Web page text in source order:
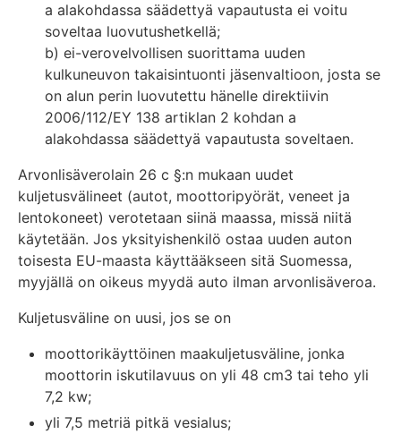
a alakohdassa säädettyä vapautusta ei voitu
soveltaa luovutushetkellä;
b) ei-verovelvollisen suorittama uuden
kulkuneuvon takaisintuonti jäsenvaltioon, josta se
on alun perin luovutettu hänelle direktiivin
2006/112/EY 138 artiklan 2 kohdan a
alakohdassa säädettyä vapautusta soveltaen.
Arvonlisäverolain 26 c §:n mukaan uudet
kuljetusvälineet (autot, moottoripyörät, veneet ja
lentokoneet) verotetaan siinä maassa, missä niitä
käytetään. Jos yksityishenkilö ostaa uuden auton
toisesta EU-maasta käyttääkseen sitä Suomessa,
myyjällä on oikeus myydä auto ilman arvonlisäveroa.
Kuljetusväline on uusi, jos se on
moottorikäyttöinen maakuljetusväline, jonka
moottorin iskutilavuus on yli 48 cm3 tai teho yli
7,2 kw;
yli 7,5 metriä pitkä vesialus;